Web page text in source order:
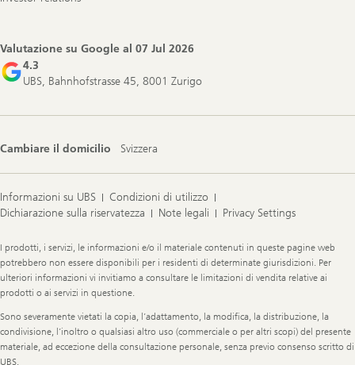
Valutazione su Google al 07 Jul 2026
4.3
UBS, Bahnhofstrasse 45, 8001 Zurigo
Cambiare il domicilio Svizzera
Informazioni su UBS
Condizioni di utilizzo
Dichiarazione sulla riservatezza
Note legali Privacy Settings
Legal
Information
I prodotti, i servizi, le informazioni e/o il materiale contenuti in queste pagine web
potrebbero non essere disponibili per i residenti di determinate giurisdizioni. Per
ulteriori informazioni vi invitiamo a consultare le limitazioni di vendita relative ai
prodotti o ai servizi in questione.
Sono severamente vietati la copia, l’adattamento, la modifica, la distribuzione, la
condivisione, l’inoltro o qualsiasi altro uso (commerciale o per altri scopi) del presente
materiale, ad eccezione della consultazione personale, senza previo consenso scritto di
UBS.